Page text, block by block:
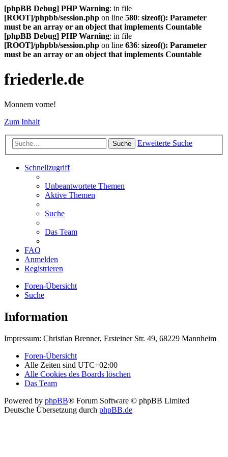
[phpBB Debug] PHP Warning: in file
[ROOT]/phpbb/session.php on line 580: sizeof(): Parameter
must be an array or an object that implements Countable
[phpBB Debug] PHP Warning: in file
[ROOT]/phpbb/session.php on line 636: sizeof(): Parameter
must be an array or an object that implements Countable
friederle.de
Monnem vorne!
Zum Inhalt
Suche Erweiterte Suche
Schnellzugriff
Unbeantwortete Themen
Aktive Themen
Suche
Das Team
FAQ
Anmelden
Registrieren
Foren-Übersicht
Suche
Information
Impressum: Christian Brenner, Ersteiner Str. 49, 68229 Mannheim
Foren-Übersicht
Alle Zeiten sind UTC+02:00
Alle Cookies des Boards löschen
Das Team
Powered by phpBB® Forum Software © phpBB Limited
Deutsche Übersetzung durch phpBB.de